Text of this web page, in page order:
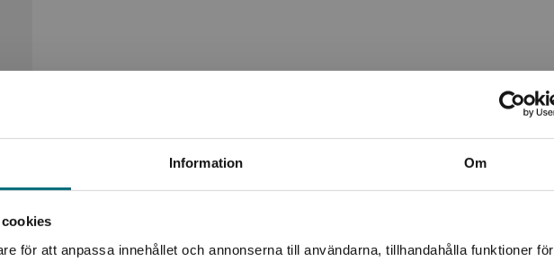
Information Om
för att anpassa innehållet och annonserna till användarna, tillhandahålla funktioner för
Begränsad fraktregion
Det verkar som att du besöker nyponochviljaforlag.se via
Produkter